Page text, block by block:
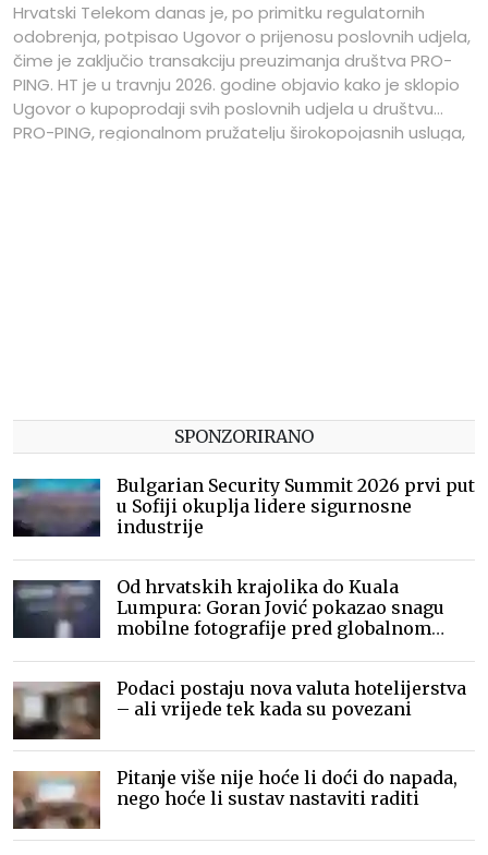
Hrvatski Telekom danas je, po primitku regulatornih
odobrenja, potpisao Ugovor o prijenosu poslovnih udjela,
čime je zaključio transakciju preuzimanja društva PRO-
PING. HT je u travnju 2026. godine objavio kako je sklopio
Ugovor o kupoprodaji svih poslovnih udjela u društvu
PRO-PING, regionalnom pružatelju širokopojasnih usluga,
SPONZORIRANO
Bulgarian Security Summit 2026 prvi put
u Sofiji okuplja lidere sigurnosne
industrije
Od hrvatskih krajolika do Kuala
Lumpura: Goran Jović pokazao snagu
mobilne fotografije pred globalnom
Podaci postaju nova valuta hotelijerstva
– ali vrijede tek kada su povezani
Pitanje više nije hoće li doći do napada,
nego hoće li sustav nastaviti raditi